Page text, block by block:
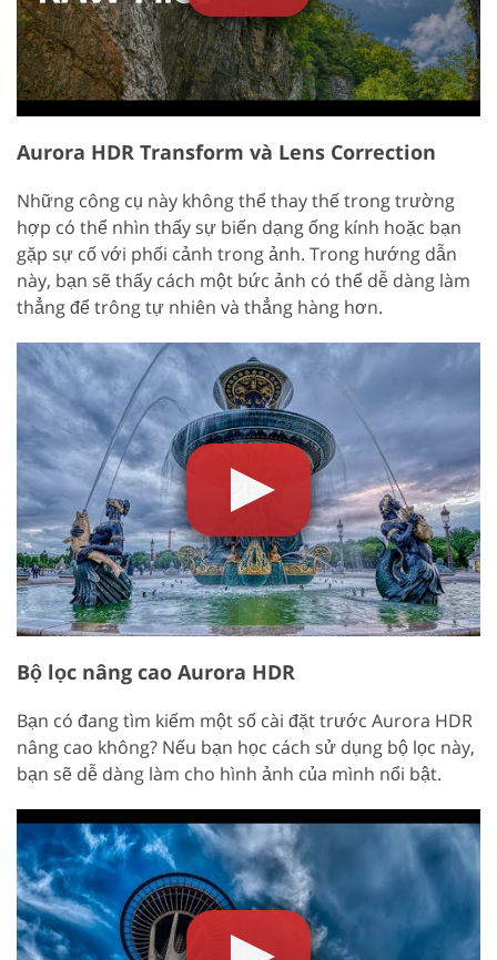
Aurora HDR Transform và Lens Correction
Những công cụ này không thể thay thế trong trường
hợp có thể nhìn thấy sự biến dạng ống kính hoặc bạn
gặp sự cố với phối cảnh trong ảnh. Trong hướng dẫn
này, bạn sẽ thấy cách một bức ảnh có thể dễ dàng làm
thẳng để trông tự nhiên và thẳng hàng hơn.
Bộ lọc nâng cao Aurora HDR
Bạn có đang tìm kiếm một số cài đặt trước Aurora HDR
nâng cao không? Nếu bạn học cách sử dụng bộ lọc này,
bạn sẽ dễ dàng làm cho hình ảnh của mình nổi bật.